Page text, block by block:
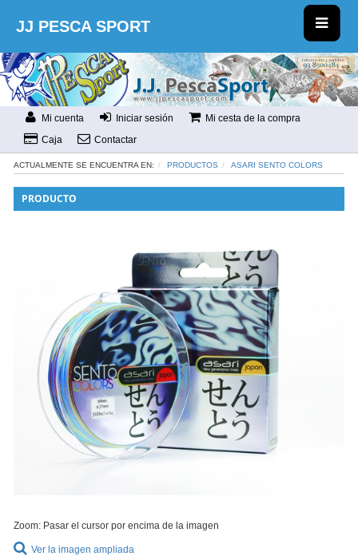
JJ PESCA SPORT
Mi cuenta Iniciar sesión
Mi cesta de la compra
Caja
Contactar
ACTUALMENTE SE ENCUENTRA EN: PRODUCTOS ASARI SENTO COLORS
PRODUCTO
Zoom: Pasar el cursor por encima de la imagen
Ver la imagen ampliada